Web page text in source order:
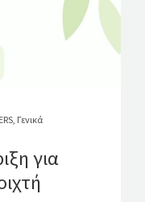
Γενικά
για